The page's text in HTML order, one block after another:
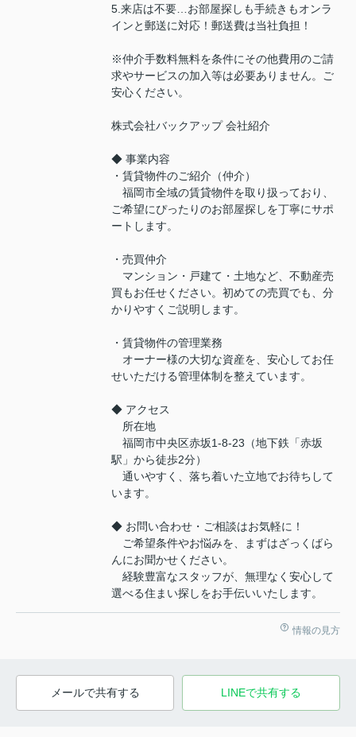
5.来店は不要…お部屋探しも手続きもオンラ
インと郵送に対応！郵送費は当社負担！
※仲介手数料無料を条件にその他費用のご請
求やサービスの加入等は必要ありません。ご
安心ください。
株式会社バックアップ 会社紹介
◆ 事業内容
・賃貸物件のご紹介（仲介）
福岡市全域の賃貸物件を取り扱っており、
ご希望にぴったりのお部屋探しを丁寧にサポ
ートします。
・売買仲介
マンション・戸建て・土地など、不動産売
買もお任せください。初めての売買でも、分
かりやすくご説明します。
・賃貸物件の管理業務
オーナー様の大切な資産を、安心してお任
せいただける管理体制を整えています。
◆ アクセス
所在地
福岡市中央区赤坂1-8-23（地下鉄「赤坂
駅」から徒歩2分）
通いやすく、落ち着いた立地でお待ちして
います。
◆ お問い合わせ・ご相談はお気軽に！
ご希望条件やお悩みを、まずはざっくばら
んにお聞かせください。
経験豊富なスタッフが、無理なく安心して
選べる住まい探しをお手伝いいたします。
情報の見方
メールで共有する LINEで共有する